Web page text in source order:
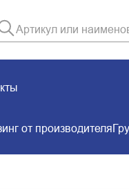
от производителя